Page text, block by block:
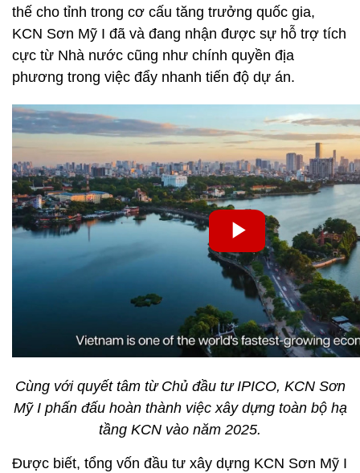
thế cho tỉnh trong cơ cấu tăng trưởng quốc gia,
KCN Sơn Mỹ I đã và đang nhận được sự hỗ trợ tích
cực từ Nhà nước cũng như chính quyền địa
phương trong việc đẩy nhanh tiến độ dự án.
Cùng với quyết tâm từ Chủ đầu tư IPICO, KCN Sơn
Mỹ I phấn đấu hoàn thành việc xây dựng toàn bộ hạ
tầng KCN vào năm 2025.
Được biết, tổng vốn đầu tư xây dựng KCN Sơn Mỹ I